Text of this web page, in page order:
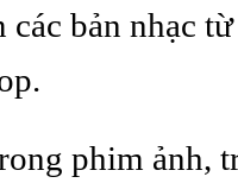
bản nhạc
phim ảnh,